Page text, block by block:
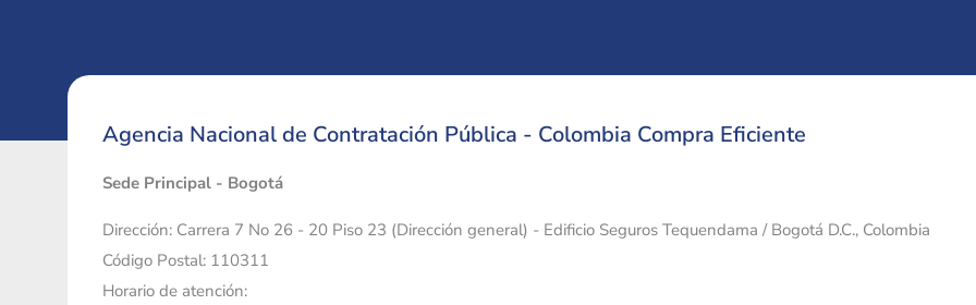
Agencia Nacional de Contratación Pública - Colombia Compra Eficiente
Sede Principal - Bogotá
Dirección: Carrera 7 No 26 - 20 Piso 23 (Dirección general) - Edificio Seguros Tequendama / Bogotá D.C., Colombia
Código Postal: 110311
Horario de atención: